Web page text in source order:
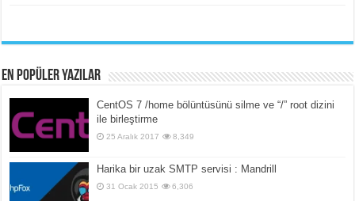
En popüler yazılar
CentOS 7 /home bölüntüsünü silme ve “/” root dizini
ile birleştirme
25 Aralık 2017 8,349
Harika bir uzak SMTP servisi : Mandrill
31 Ocak 2015 6,306